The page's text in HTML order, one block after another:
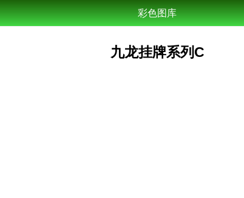
彩色图库
九龙挂牌系列C